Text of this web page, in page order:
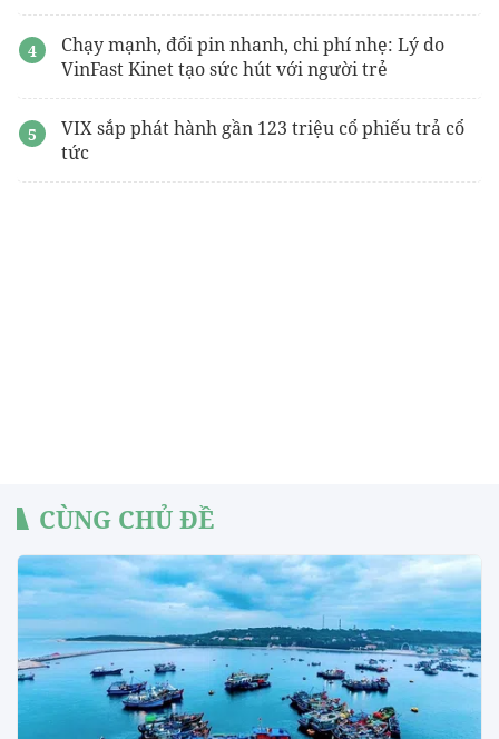
Chạy mạnh, đổi pin nhanh, chi phí nhẹ: Lý do
VinFast Kinet tạo sức hút với người trẻ
VIX sắp phát hành gần 123 triệu cổ phiếu trả cổ
tức
CÙNG CHỦ ĐỀ